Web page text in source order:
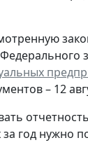
Федерального
– 12
год нужно